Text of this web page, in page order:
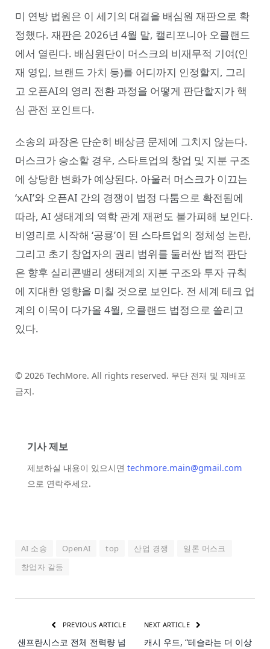
미 연방 법원은 이 세기의 대결을 배심원 재판으로 확
정했다. 재판은 2026년 4월 말, 캘리포니아 오클랜드
에서 열린다. 배심원단이 머스크의 비재무적 기여(인
재 영입, 브랜드 가치 등)를 어디까지 인정할지, 그리
고 오픈AI의 영리 전환 과정을 어떻게 판단할지가 핵
심 관전 포인트다.
소송의 파장은 단순히 배상금 문제에 그치지 않는다.
머스크가 승소할 경우, 스타트업의 창업 및 지분 구조
에 상당한 변화가 예상된다. 아울러 머스크가 이끄는
‘xAI’와 오픈AI 간의 경쟁이 법정 다툼으로 확전됨에
따라, AI 생태계의 역학 관계 재편도 불가피해 보인다.
비영리로 시작해 ‘공룡’이 된 스타트업의 정체성 논란,
그리고 초기 창업자의 권리 범위를 둘러싼 법적 판단
은 향후 실리콘밸리 생태계의 지분 구조와 투자 규칙
에 지대한 영향을 미칠 것으로 보인다. 전 세계 테크 업
계의 이목이 다가올 4월, 오클랜드 법정으로 쏠리고
있다.
© 2026 TechMore. All rights reserved. 무단 전재 및 재배포
금지.
기사 제보
제보하실 내용이 있으시면 techmore.main@gmail.com
으로 연락주세요.
AI 소송 OpenAI top 산업 경쟁
일론 머스크
창업자 갈등
PREVIOUS ARTICLE
샌프란시스코 전체 전력량 넘
NEXT ARTICLE
캐시 우드, “테슬라는 더 이상